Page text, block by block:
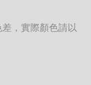
，實際顏色請以